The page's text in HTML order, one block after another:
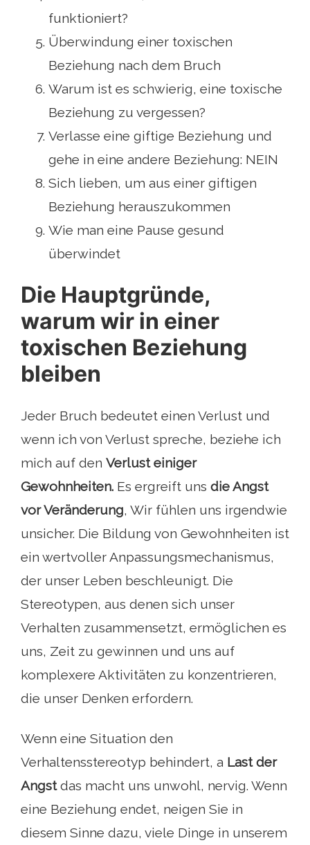
funktioniert?
Überwindung einer toxischen
Beziehung nach dem Bruch
Warum ist es schwierig, eine toxische
Beziehung zu vergessen?
Verlasse eine giftige Beziehung und
gehe in eine andere Beziehung: NEIN
Sich lieben, um aus einer giftigen
Beziehung herauszukommen
Wie man eine Pause gesund
überwindet
Die Hauptgründe,
warum wir in einer
toxischen Beziehung
bleiben
Jeder Bruch bedeutet einen Verlust und
wenn ich von Verlust spreche, beziehe ich
mich auf den Verlust einiger
Gewohnheiten. Es ergreift uns die Angst
vor Veränderung, Wir fühlen uns irgendwie
unsicher. Die Bildung von Gewohnheiten ist
ein wertvoller Anpassungsmechanismus,
der unser Leben beschleunigt. Die
Stereotypen, aus denen sich unser
Verhalten zusammensetzt, ermöglichen es
uns, Zeit zu gewinnen und uns auf
komplexere Aktivitäten zu konzentrieren,
die unser Denken erfordern.
Wenn eine Situation den
Verhaltensstereotyp behindert, a Last der
Angstdas macht uns unwohl, nervig. Wenn
eine Beziehung endet, neigen Sie in
diesem Sinne dazu, viele Dinge in unserem